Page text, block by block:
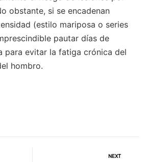
obstante, si se encadenan
(estilo mariposa o series
pautar días de
para evitar la fatiga crónica del
hombro.
NEXT